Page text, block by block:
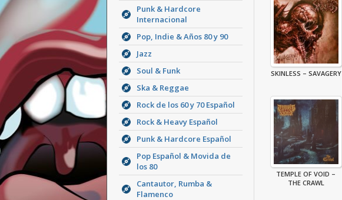
Punk & Hardcore
Internacional
Pop, Indie & Años 80 y 90
Jazz
Soul & Funk
Ska & Reggae
Rock de los 60 y 70 Español
Rock & Heavy Español
Punk & Hardcore Español
Pop Español & Movida de
los 80
Cantautor, Rumba &
Flamenco
SKINLESS – SAVAGERY
TEMPLE OF VOID –
THE CRAWL